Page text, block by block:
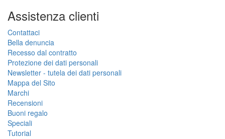
Assistenza clienti
Contattaci
Bella denuncia
Recesso dal contratto
Protezione dei dati personali
Newsletter - tutela dei dati personali
Mappa del Sito
Marchi
Recensioni
Buoni regalo
Speciali
Tutorial